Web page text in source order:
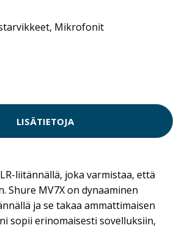
, Mikrofonit
LISÄTIETOJA
liitännällä, joka varmistaa, että
Shure MV7X on dynaaminen
ja se takaa ammattimaisen
sopii erinomaisesti sovelluksiin,